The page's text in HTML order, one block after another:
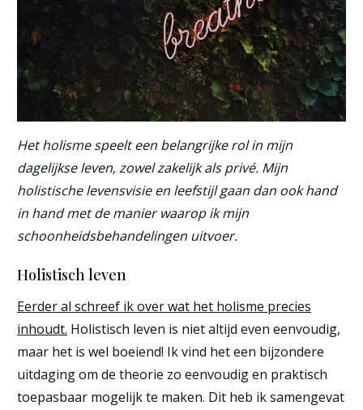
Het holisme speelt een belangrijke rol in mijn
dagelijkse leven, zowel zakelijk als privé. Mijn
holistische levensvisie en leefstijl gaan dan ook hand
in hand met de manier waarop ik mijn
schoonheidsbehandelingen uitvoer.
Holistisch leven
Eerder al schreef ik over wat het holisme precies
inhoudt. Holistisch leven is niet altijd even eenvoudig,
maar het is wel boeiend! Ik vind het een bijzondere
uitdaging om de theorie zo eenvoudig en praktisch
toepasbaar mogelijk te maken. Dit heb ik samengevat